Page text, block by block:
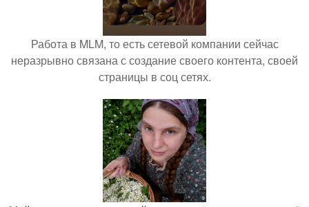
Работа в MLM, то есть сетевой компании сейчас
неразрывно связана с создание своего контента, своей
страницы в соц сетях.